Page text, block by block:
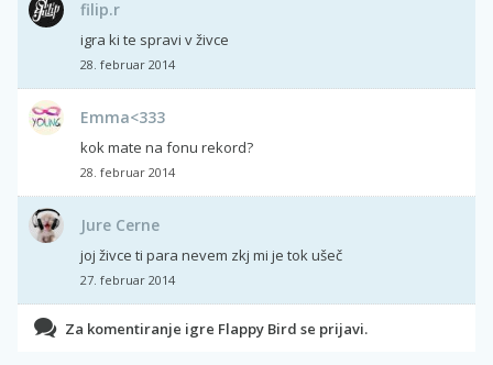
filip.r
igra ki te spravi v živce
28. februar 2014
Emma<333
kok mate na fonu rekord?
28. februar 2014
Jure Cerne
joj živce ti para nevem zkj mi je tok ušeč
27. februar 2014
Za komentiranje igre Flappy Bird se prijavi.